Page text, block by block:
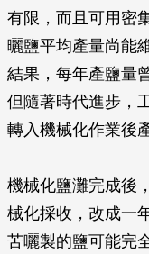
有限，而且可用密
曬鹽平均產量尚能
結果，每年產鹽量
但隨著時代進步，
轉入機械化作業後
機械化鹽灘完成後
械化採收，改成一
苦曬製的鹽可能完